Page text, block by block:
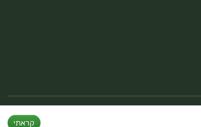
קראתי